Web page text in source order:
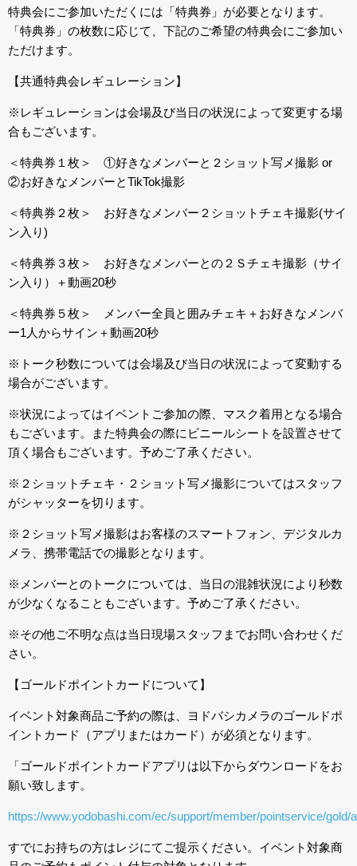
特典会にご参加いただくには「特典券」が必要となります。
「特典券」の枚数に応じて、下記のご希望の特典会にご参加い
ただけます。
【共通特典会レギュレーション】
※レギュレーションは会場及び当日の状況によって変更する場
合もございます。
＜特典券１枚＞ ①好きなメンバーと２ショット写メ撮影 or
②お好きなメンバーとTikTok撮影
＜特典券２枚＞ お好きなメンバー２ショットチェキ撮影(サイ
ン入り)
＜特典券３枚＞ お好きなメンバーとの２Ｓチェキ撮影（サイ
ン入り）＋動画20秒
＜特典券５枚＞ メンバー全員と囲みチェキ＋お好きなメンバ
ー1人からサイン＋動画20秒
※トーク秒数については会場及び当日の状況によって変動する
場合がございます。
※状況によってはイベントご参加の際、マスク着用となる場合
もございます。また特典会の際にビニールシートを設置させて
頂く場合もございます。予めご了承ください。
※２ショットチェキ・２ショット写メ撮影についてはスタッフ
がシャッターを切ります。
※２ショット写メ撮影はお客様のスマートフォン、デジタルカ
メラ、携帯電話での撮影となります。
※メンバーとのトークについては、当日の混雑状況により秒数
が少なくなることもございます。予めご了承ください。
※その他ご不明な点は当日現場スタッフまでお問い合わせくだ
さい。
【ゴールドポイントカードについて】
イベント対象商品ご予約の際は、ヨドバシカメラのゴールドポ
イントカード（アプリまたはカード）が必須となります。
「ゴールドポイントカードアプリは以下からダウンロードをお
願い致します。
https://www.yodobashi.com/ec/support/member/pointservice/gold/
すでにお持ちの方はレジにてご提示ください。イベント対象商